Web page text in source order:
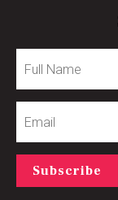
Name
Subscribe